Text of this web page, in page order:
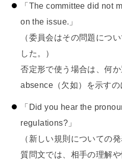
「The committee did not
on the issue.」
（委員会はその問題につ
した。）
否定形で使う場合は、何
absence（欠如）を示すの
「Did you hear the
regulations?」
（新しい規則についての
質問文では、相手の理解